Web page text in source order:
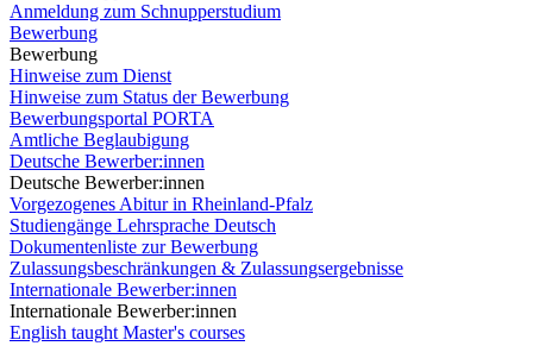
Anmeldung zum Schnupperstudium
Bewerbung
Bewerbung
Hinweise zum Dienst
Hinweise zum Status der Bewerbung
Bewerbungsportal PORTA
Amtliche Beglaubigung
Deutsche Bewerber:innen
Deutsche Bewerber:innen
Vorgezogenes Abitur in Rheinland-Pfalz
Studiengänge Lehrsprache Deutsch
Dokumentenliste zur Bewerbung
Zulassungsbeschränkungen & Zulassungsergebnisse
Internationale Bewerber:innen
Internationale Bewerber:innen
English taught Master's courses